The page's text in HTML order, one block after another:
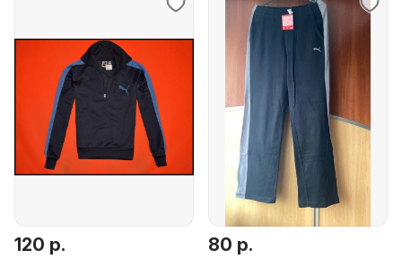
120 р. 80 р.